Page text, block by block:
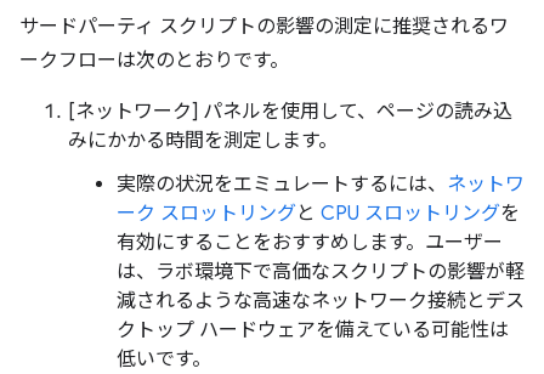
サードパーティ スクリプトの影響の測定に推奨されるワ
ークフローは次のとおりです。
[ネットワーク] パネルを使用して、ページの読み込
みにかかる時間を測定します。
実際の状況をエミュレートするには、 ネットワ
ーク スロットリングと CPU スロットリングを
有効にすることをおすすめします。ユーザー
は、ラボ環境下で高価なスクリプトの影響が軽
減されるような高速なネットワーク接続とデス
クトップ ハードウェアを備えている可能性は
低いです。